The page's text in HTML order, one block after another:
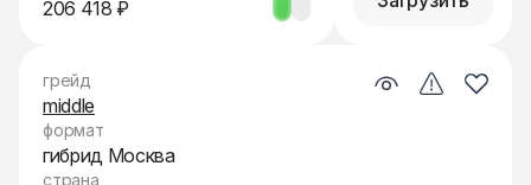
206 418 ₽
грейд
middle
формат
гибрид Москва
страна